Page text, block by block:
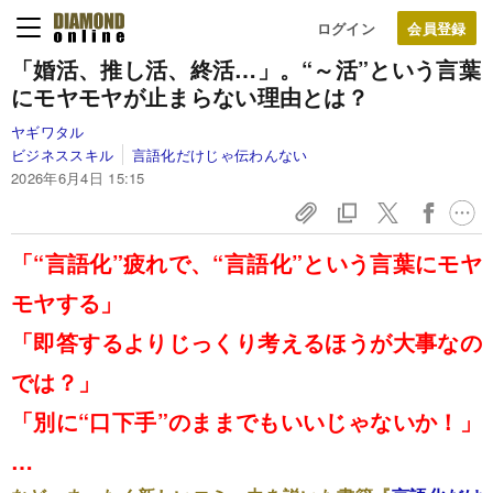
ログイン
「婚活、推し活、終活…」。“～活”という言葉
にモヤモヤが止まらない理由とは？
ヤギワタル
ビジネススキル
言語化だけじゃ伝わんない
2026年6月4日 15:15
「“言語化”疲れで、“言語化”という言葉にモヤ
モヤする」
「即答するよりじっくり考えるほうが大事なの
では？」
「別に“口下手”のままでもいいじゃないか！」
…